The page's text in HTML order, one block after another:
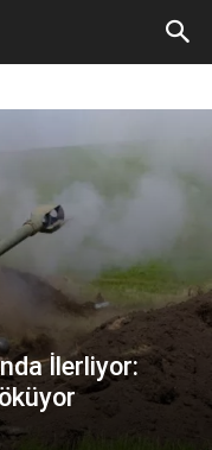
İlerliyor: